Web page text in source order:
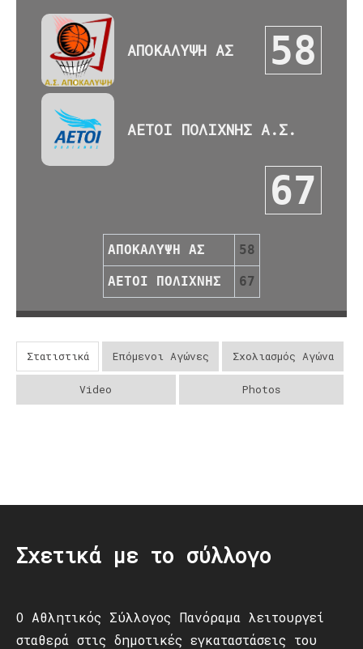
ΑΠΟΚΑΛΥΨΗ ΑΣ 58
ΑΕΤΟΙ ΠΟΛΙΧΝΗΣ Α.Σ.
67
ΑΠΟΚΑΛΥΨΗ ΑΣ 58
ΑΕΤΟΙ ΠΟΛΙΧΝΗΣ 67
Στατιστικά Επόμενοι Αγώνες Σχολιασμός Αγώνα
Video Photos
Σχετικά με το σύλλογο
Ο Αθλητικός Σύλλογος Πανόραμα λειτουργεί
σταθερά στις δημοτικές εγκαταστάσεις του